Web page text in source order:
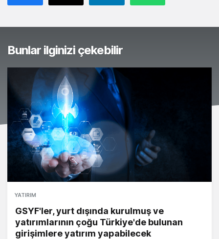
Bunlar ilginizi çekebilir
YATIRIM
GSYF'ler, yurt dışında kurulmuş ve
yatırımlarının çoğu Türkiye'de bulunan
girişimlere yatırım yapabilecek